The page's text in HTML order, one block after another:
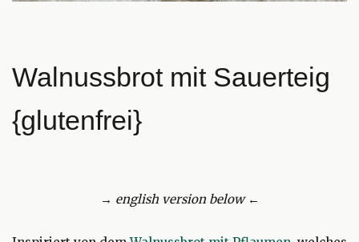
Walnussbrot mit Sauerteig
{glutenfrei}
→ english version below←